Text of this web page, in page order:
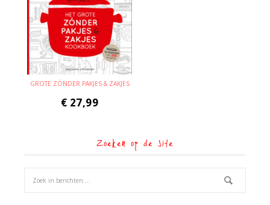
GROTE ZÓNDER PAKJES & ZAKJES
€ 27,99
Zoeken op de site